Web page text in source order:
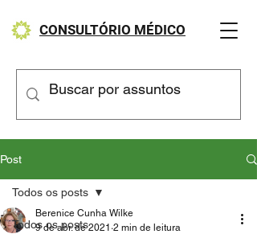
CONSULTÓRIO MÉDICO
Post
Todos os posts
Todos os posts
Berenice Cunha Wilke
9 de abr. de 2021 2 min de leitura